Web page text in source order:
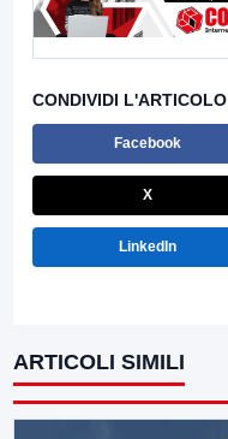
CONDIVIDI L'ARTICOLO
Facebook
X
LinkedIn
ARTICOLI SIMILI